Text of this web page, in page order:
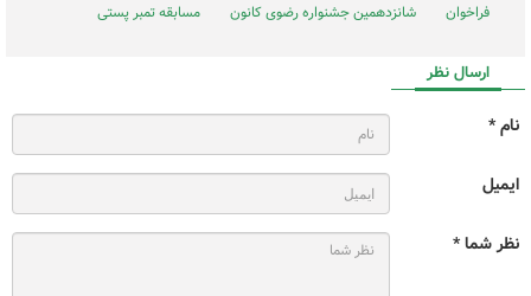
فراخوان شانزدهمین جشنواره رضوی کانون مسابقه تمبر پستی
ارسال نظر
نام *
ایمیل
نظر شما *